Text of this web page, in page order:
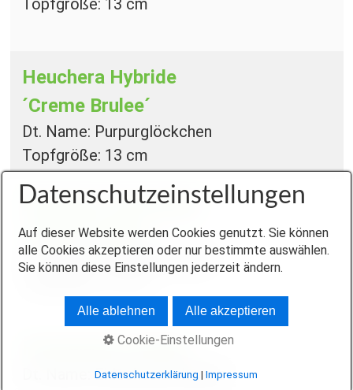
Heuchera Hybride
´Creme Brulee´
Dt. Name: Purpurglöckchen
Topfgröße: 13 cm
Heuchera micrantha
´Palace Purple´
Dt. Name: Purpurglöckchen
Houttuynia cordata
Dt. Name: Eidechsenschwanz
Datenschutzeinstellungen
Auf dieser Website werden Cookies genutzt. Sie können
alle Cookies akzeptieren oder nur bestimmte auswählen.
Sie können diese Einstellungen jederzeit ändern.
Alle ablehnen Alle akzeptieren
Cookie-Einstellungen
Datenschutzerklärung |Impressum